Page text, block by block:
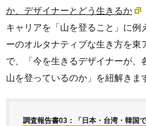
か、デザイナーとどう生きるか
キャリアを「山を登ること」に例
ーのオルタナティブな生き方を東
で、「今を生きるデザイナーが、
山を登っているのか」を紐解きま
調査報告書03：「日本・台湾・韓国